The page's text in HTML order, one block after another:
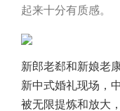
起来十分有质感。
新郎老郄和新娘老
新中式婚礼现场，
被无限提炼和放大